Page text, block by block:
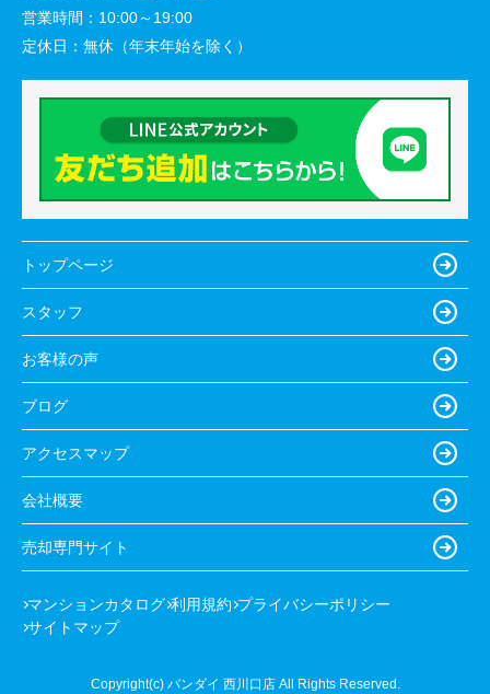
営業時間： 10:00～19:00
定休日： 無休（年末年始を除く）
トップページ
スタッフ
お客様の声
ブログ
アクセスマップ
会社概要
売却専門サイト
マンションカタログ 利用規約 プライバシーポリシー
サイトマップ
Copyright(c) バンダイ 西川口店 All Rights Reserved.